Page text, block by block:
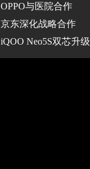
OPPO与医院合作
京东深化战略合作
iQOO Neo5S双芯升级